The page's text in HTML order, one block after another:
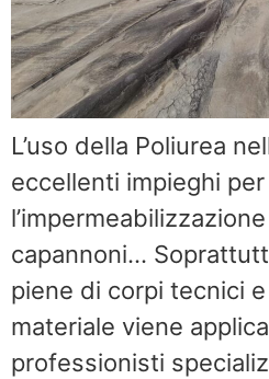
L’uso della Poliurea
eccellenti impieghi
capannoni…
piene di corpi tecnici
materiale viene
professionisti